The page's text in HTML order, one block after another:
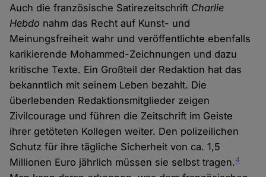
Auch die französische Satirezeitschrift Charlie
Hebdo nahm das Recht auf Kunst- und
Meinungsfreiheit wahr und veröffentlichte ebenfalls
karikierende Mohammed-Zeichnungen und dazu
kritische Texte. Ein Großteil der Redaktion hat das
bekanntlich mit seinem Leben bezahlt. Die
überlebenden Redaktionsmitglieder zeigen
Zivilcourage und führen die Zeitschrift im Geiste
ihrer getöteten Kollegen weiter. Den polizeilichen
Schutz für ihre tägliche Sicherheit von ca. 1,5
Millionen Euro jährlich müssen sie selbst tragen.4